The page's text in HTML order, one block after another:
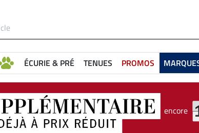
ÉCURIE & PRÉ TENUES PROMOS
encore